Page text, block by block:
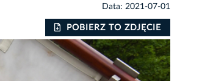
Data: 2021-07-01
POBIERZ TO ZDJĘCIE